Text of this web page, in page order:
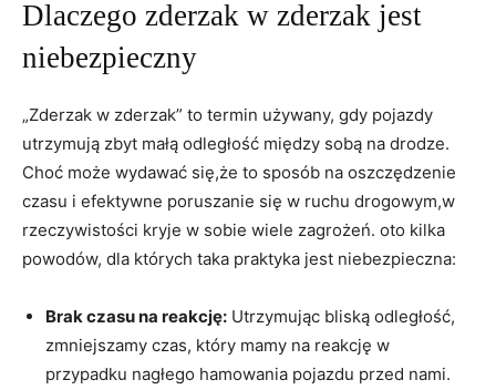
Dlaczego zderzak w zderzak jest⁢
niebezpieczny
„Zderzak w zderzak” to termin używany, gdy ⁤pojazdy
utrzymują zbyt małą ‍odległość między⁤ sobą ‍na drodze.⁢
Choć ‍może wydawać się,że to⁤ sposób na oszczędzenie
czasu⁣ i ⁤efektywne⁢ poruszanie się w ​ruchu ⁣drogowym,w⁣
rzeczywistości kryje​ w sobie wiele ​zagrożeń. ⁢oto⁣ kilka⁤
powodów, dla których ⁢taka​ praktyka jest niebezpieczna:
Brak czasu na reakcję: Utrzymując bliską odległość,
zmniejszamy czas, który⁣ mamy ‍na reakcję ​w
przypadku nagłego hamowania pojazdu przed nami.